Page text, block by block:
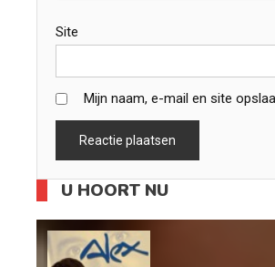
Site
Mijn naam, e-mail en site
U HOORT NU